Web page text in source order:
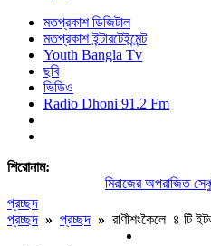
মতপ্রকাশ ডিজিটাল
মতপ্রকাশ ইন্টারটেইন্মেন্ট
Youth Bangla Tv
ছবি
ভিডিও
Radio Dhoni 91.2 Fm
শিরোনাম:
মিরাজের অপরাজিত
প্রচ্ছদ
প্রচ্ছদ » প্রচ্ছদ » রাণীশংকৈলে ৪ টি